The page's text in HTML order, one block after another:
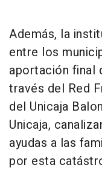
Además, la
entre los
aportación final
través del Red
del Unicaja
Unicaja,
ayudas a las
por esta